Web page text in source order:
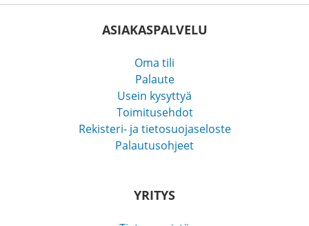
ASIAKASPALVELU
Oma tili
Palaute
Usein kysyttyä
Toimitusehdot
Rekisteri- ja tietosuojaseloste
Palautusohjeet
YRITYS